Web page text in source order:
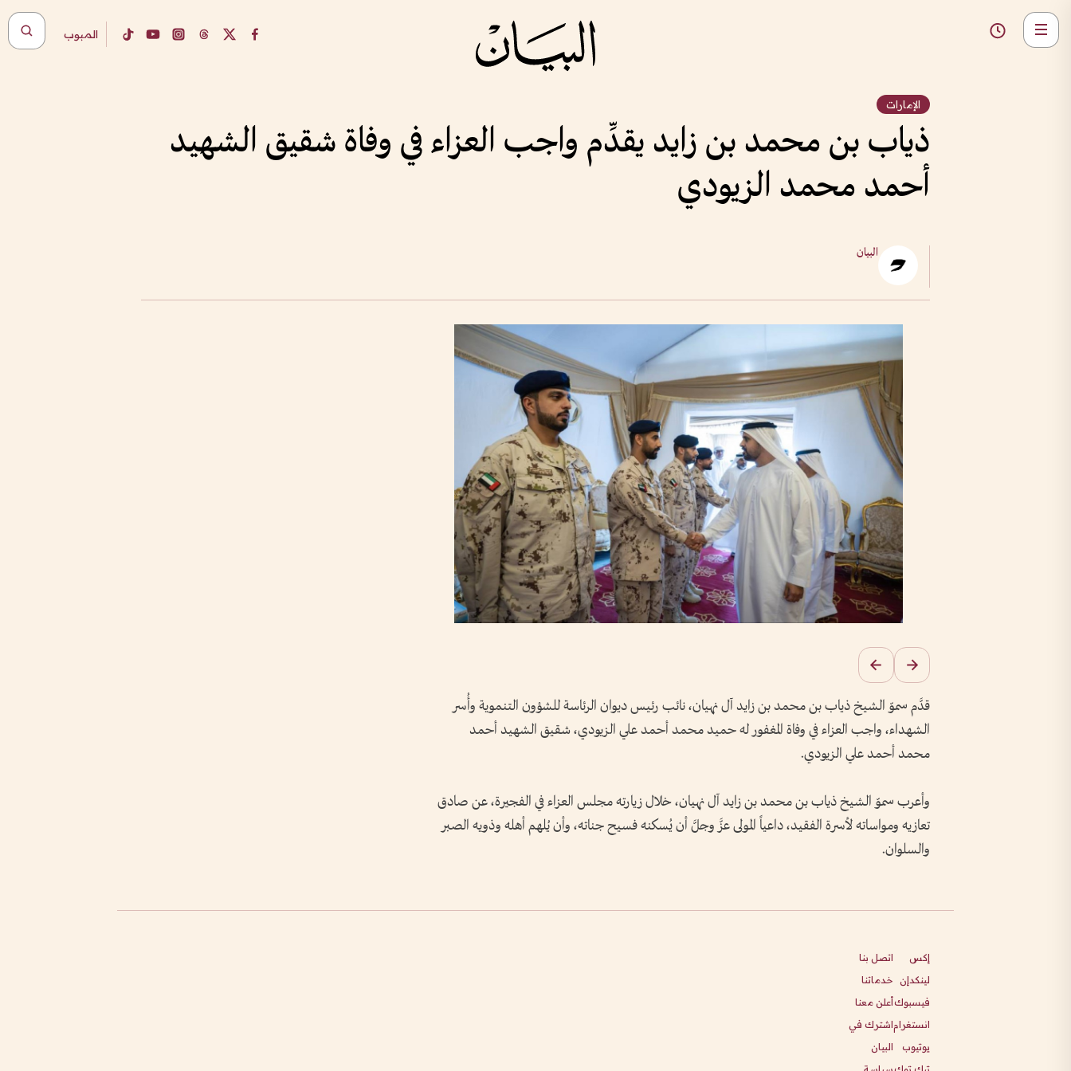
المبوب
الإمارات
ذياب بن محمد بن زايد يقدِّم واجب العزاء في وفاة شقيق الشهيد
أحمد محمد الزيودي
البيان
قدَّم سموّ الشيخ ذياب بن محمد بن زايد آل نهيان، نائب رئيس ديوان الرئاسة للشؤون التنموية وأُسر
الشهداء، واجب العزاء في وفاة المغفور له حميد محمد أحمد علي الزيودي، شقيق الشهيد أحمد
محمد أحمد علي الزيودي.
وأعرب سموّ الشيخ ذياب بن محمد بن زايد آل نهيان، خلال زيارته مجلس العزاء في الفجيرة، عن صادق
تعازيه ومواساته لأسرة الفقيد، داعياً المولى عزَّ وجلَّ أن يُسكنه فسيح جناته، وأن يُلهم أهله وذويه الصبر
والسلوان.
إكس
لينكدإن
فيسبوك
انستغرام
يوتيوب
اتصل بنا
خدماتنا
أعلن معنا
اشترك في
البيان